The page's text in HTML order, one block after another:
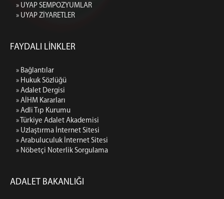
» UYAP SEMPOZYUMLAR
» UYAP ZİYARETLER
FAYDALI LİNKLER
» Bağlantılar
» Hukuk Sözlüğü
» Adalet Dergisi
» AİHM Kararları
» Adli Tıp Kurumu
» Türkiye Adalet Akademisi
» Uzlaştırma İnternet Sitesi
» Arabuluculuk İnternet Sitesi
» Nöbetçi Noterlik Sorgulama
ADALET BAKANLIĞI